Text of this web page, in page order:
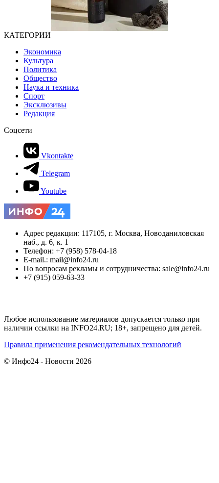
КАТЕГОРИИ
Экономика
Культура
Политика
Общество
Наука и техника
Спорт
Эксклюзивы
Редакция
Соцсети
Vkontakte
Telegram
Youtube
Адрес редакции: 117105, г. Москва, Новоданиловская
наб., д. 6, к. 1
Телефон: +7 (958) 578-04-18
E-mail.: mail@info24.ru
По вопросам рекламы и сотрудничества: sale@info24.ru
+7 (915) 059-63-33
Любое использование материалов допускается только при
наличии ссылки на INFO24.RU; 18+, запрещено для детей.
Правила применения рекомендательных технологий
© Инфо24 - Новости 2026